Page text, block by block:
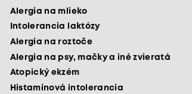
Alergia na mlieko
Intolerancia laktózy
Alergia na roztoče
Alergia na psy, mačky a iné zvieratá
Atopický ekzém
Histamínová intolerancia